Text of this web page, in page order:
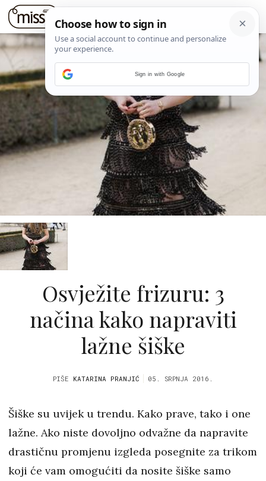
Osvježite frizuru: 3
načina kako napraviti
lažne šiške
PIŠE KATARINA PRANJIĆ 05. SRPNJA 2016.
Šiške su uvijek u trendu. Kako prave, tako i one
lažne. Ako niste dovoljno odvažne da napravite
drastičnu promjenu izgleda posegnite za trikom
koji će vam omogućiti da nosite šiške samo
Sign in with Google